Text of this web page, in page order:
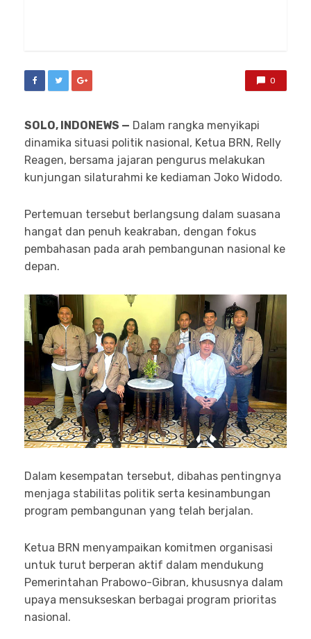
0
SOLO, INDONEWS — Dalam rangka menyikapi
dinamika situasi politik nasional, Ketua BRN, Relly
Reagen, bersama jajaran pengurus melakukan
kunjungan silaturahmi ke kediaman Joko Widodo.
Pertemuan tersebut berlangsung dalam suasana
hangat dan penuh keakraban, dengan fokus
pembahasan pada arah pembangunan nasional ke
depan.
Dalam kesempatan tersebut, dibahas pentingnya
menjaga stabilitas politik serta kesinambungan
program pembangunan yang telah berjalan.
Ketua BRN menyampaikan komitmen organisasi
untuk turut berperan aktif dalam mendukung
Pemerintahan Prabowo-Gibran, khususnya dalam
upaya mensukseskan berbagai program prioritas
nasional.